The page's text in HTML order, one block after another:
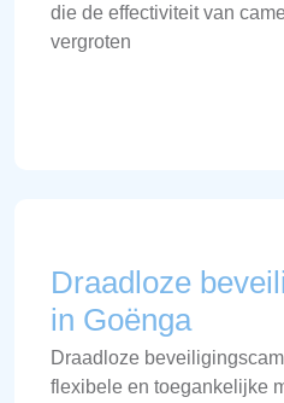
die de effectiviteit van
vergroten
Draadloze
in Goënga
Draadloze
flexibele en toegankelijke